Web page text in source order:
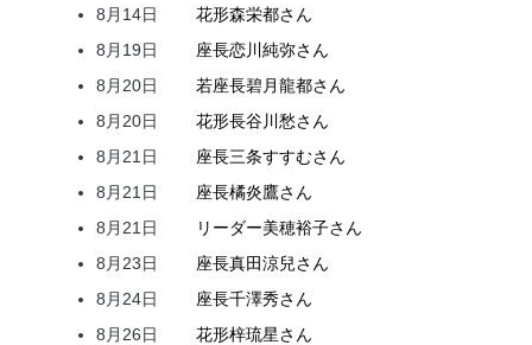
8月14日
花形森栄都さん
8月19日
座長恋川純弥さん
8月20日
若座長碧月龍都さん
8月20日
花形長谷川愁さん
8月21日
座長三条すすむさん
8月21日
座長橘炎鷹さん
8月21日
リーダー美穂裕子さん
8月23日
座長真田涼兒さん
8月24日
座長千澤秀さん
8月26日
花形梓琉星さん